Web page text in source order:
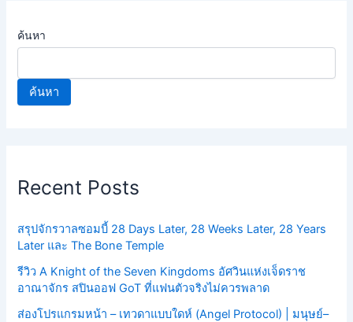
ค้นหา
ค้นหา
Recent Posts
สรุปจักรวาลซอมบี้ 28 Days Later, 28 Weeks Later, 28 Years
Later และ The Bone Temple
รีวิว A Knight of the Seven Kingdoms อัศวินแห่งเจ็ดราช
อาณาจักร สปินออฟ GoT ที่แฟนตัวจริงไม่ควรพลาด
ส่องโปรแกรมหน้า – เทวดาแบบใดห์ (Angel Protocol) | มนุษย์–